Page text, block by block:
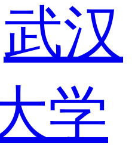
武汉
学